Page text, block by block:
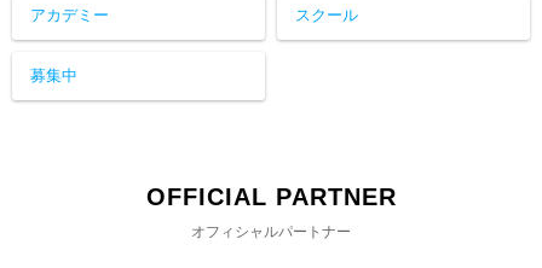
アカデミー スクール
募集中
OFFICIAL PARTNER
オフィシャルパートナー